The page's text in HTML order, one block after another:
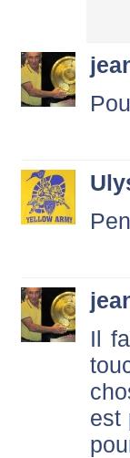
Il
est